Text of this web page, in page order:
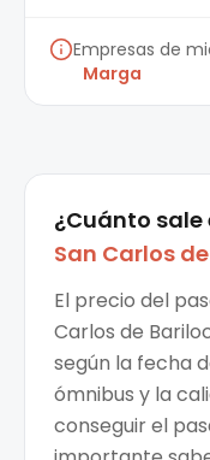
Empresas de
Marga
¿Cuánto sale
San Carlos
El precio del
Carlos de
según la fecha
ómnibus y la
conseguir el